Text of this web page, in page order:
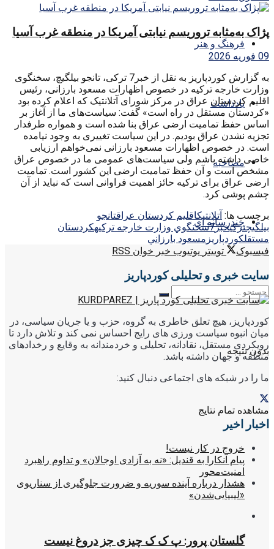
فرهنگ و هنر
یادداشت
مصاحبه
چندرسانه ای
بدون نتیجه
مشاهده تمام نتایج
پژاک به‌مثابه تروریسم نیابتی آمریکا در منطقه غرب آسیا
09 فوریه 2026
به گزارش کوردپاریز به نقل از خبر7 ترکی، تانجو بیلگیچ، سخنگوی
وزارت خارجه ترکیه در خصوص اظهارات مسعود بارزانی، رئیس
اقلیم کردستان عراق در مرکز شورای آتلانتیک که اعلام کرده بود
«کردستان مستقل در راه است» گفت: سیاست‌های ما از آغاز بر
اساس حفظ تمامیت ارضی عراق بنا شده است و همواره طرفدار
تجزیه نشدن عراق بودیم. در این سیاست تغییری به وجود نیامده
است. در خصوص اظهارات مسعود بارزانی نمی‌خواهم ارزیابی
خاصی داشته باشم ولی سیاست‌های عمومی ما در خصوص عراق
مشخص است و آن حفظ تمامیت ارضی این کشور است. تمامیت
ارضی عراق برای ترکیه حائز اهمیت فراوانی است که نباید از آن
چشم پوشی کرد.
برچسب ها: آتلانتيكاقليم كردستان عراقتانجو
بيلگيچتركيخبر7 سخنگوي وزارت خارجه تركيهكردستان
مستقلكوردپاريز مسعود بارزاني
فیسبوک
توییتر یوتیوب خبر خوان RSS
سایت خبری و تحلیلی کوردپاریز
کوردپاریز، هیچ تعلق خاطری به گروه، حزب و یا جریان سیاسی، در
میان انبوه سیاست ورزی های رایج احساس نمی کند و تلاش دارد تا
رویکردی مستقل، نقادانه، تحلیلی و خردمندانه به وقایع و رخدادهای
منطقه و جهان داشته باشد.
ما را در شبکه های اجتماعی دنبال کنید:
اخبار اخیر
خروج در کار نیست!
پیام آنکارا به قندیل: «نه به آزادی اوجالان» و تداوم راهبرد
امنیت‌محور
هشدار درباره آینده سوریه و ضرورت جلوگیری از سناریوی
«لیبیایی‌شدن»
گلستان پرور: پ ک ک چیزی جز دروغ نیست